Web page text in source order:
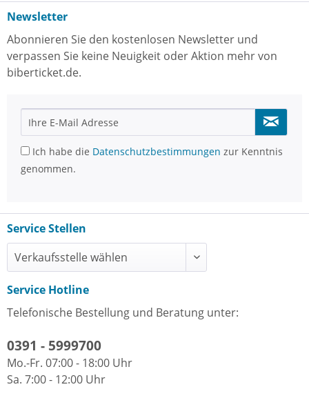
Newsletter
Abonnieren Sie den kostenlosen Newsletter und
verpassen Sie keine Neuigkeit oder Aktion mehr von
biberticket.de.
Ich habe die Datenschutzbestimmungen zur Kenntnis
genommen.
Service Stellen
Service Hotline
Telefonische Bestellung und Beratung unter:
0391 - 5999700
Mo.-Fr. 07:00 - 18:00 Uhr
Sa. 7:00 - 12:00 Uhr